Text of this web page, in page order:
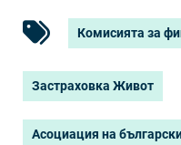
Комисията за
Застраховка Живот
Асоциация на